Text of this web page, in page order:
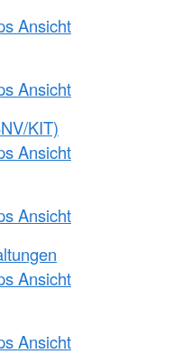
Ansicht
Ansicht
KIT)
Ansicht
Ansicht
Ansicht
Ansicht